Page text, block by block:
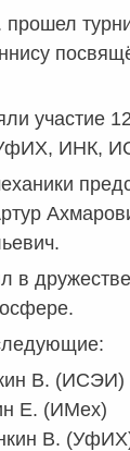
прошел
участие
ИНК,
в
В. (ИСЭИ)
Е. (ИМех)
В.